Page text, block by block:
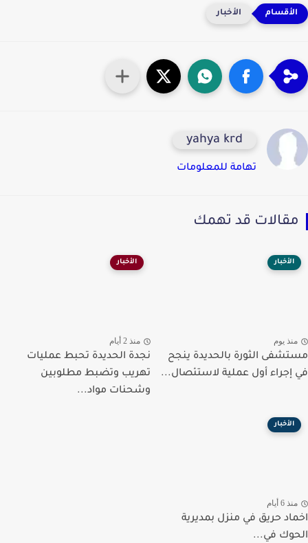
الأخبار
yahya krd
تهامة للمعلومات
قد تهمك
الأخبار
يوم
الثورة بالحديدة ينجح
أول عملية لاستئصال...
الأخبار
منذ 2 أيام
نجدة الحديدة تحبط عمليات
تهريب وتضبط مطلوبين
وشحنات مواد...
الأخبار
6 أيام
حريق في منزل بمديرية
في...